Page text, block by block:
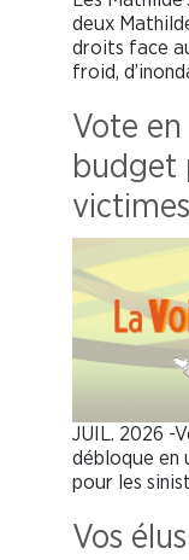
deux
droits face
froid,
Vote en
budget
JUIL. 2026 -
débloque en
pour les
Vos